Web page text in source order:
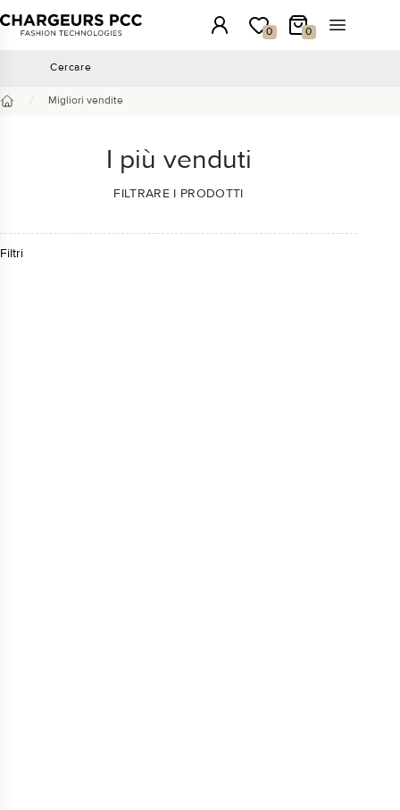
Chargeurs PCC Accesso0
La mia wishlist
0
Il mio carrello
Aprire il
Cercare
/ Migliori vendite
I più venduti
FILTRARE I PRODOTTI
Filtri